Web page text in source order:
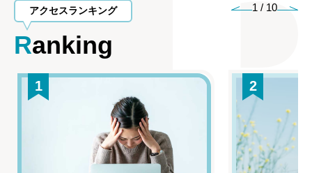
アクセスランキング
Ranking
1 / 10
1 2